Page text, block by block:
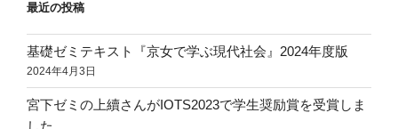
最近の投稿
基礎ゼミテキスト『京女で学ぶ現代社会』2024年度版
2024年4月3日
宮下ゼミの上續さんがIOTS2023で学生奨励賞を受賞しま
した